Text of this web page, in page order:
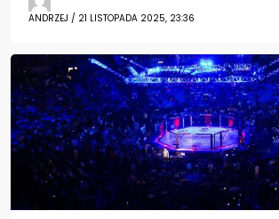
ANDRZEJ / 21 LISTOPADA 2025, 23:36